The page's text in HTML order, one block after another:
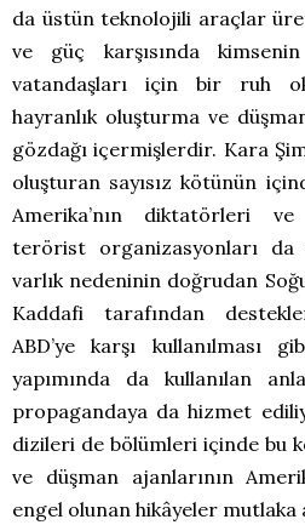
da üstün teknolojili araçlar
ve güç karşısında
vatandaşları için bir ruh
hayranlık oluşturma ve
gözdağı içermişlerdir. Kara
oluşturan sayısız kötünün
Amerika’nın diktatörleri ve
terörist organizasyonları da
varlık nedeninin doğrudan
Kaddafi tarafından
ABD’ye karşı kullanılması
yapımında da kullanılan
propagandaya da hizmet
dizileri de bölümleri içinde bu
ve düşman ajanlarının
engel olunan hikâyeler mutlaka